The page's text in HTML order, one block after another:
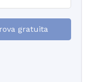
gratuita